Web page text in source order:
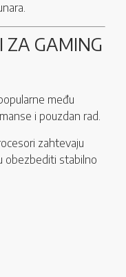
ZA GAMING
među
i pouzdan rad.
zahtevaju
obezbediti stabilno